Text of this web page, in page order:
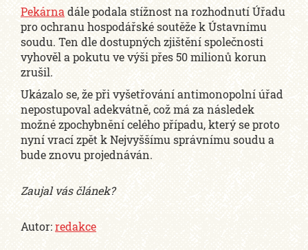
Pekárna dále podala stížnost na rozhodnutí Úřadu
pro ochranu hospodářské soutěže k Ústavnímu
soudu. Ten dle dostupných zjištění společnosti
vyhověl a pokutu ve výši přes 50 milionů korun
zrušil.
Ukázalo se, že při vyšetřování antimonopolní úřad
nepostupoval adekvátně, což má za následek
možné zpochybnění celého případu, který se proto
nyní vrací zpět k Nejvyššímu správnímu soudu a
bude znovu projednáván.
Zaujal vás článek?
Autor:redakce